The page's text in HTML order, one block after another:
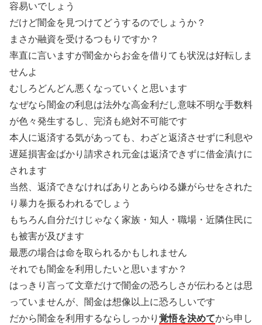
容易いでしょう
だけど闇金を見つけてどうするのでしょうか？
まさか融資を受けるつもりですか？
率直に言いますが闇金からお金を借りても状況は好転しま
せんよ
むしろどんどん悪くなっていくと思います
なぜなら闇金の利息は法外な高金利だし意味不明な手数料
が色々発生するし、完済も絶対不可能です
本人に返済する気があっても、わざと返済させずに利息や
遅延損害金ばかり請求され元金は返済できずに借金漬けに
されます
当然、返済できなければありとあらゆる嫌がらせをされた
り暴力を振るわれるでしょう
もちろん自分だけじゃなく家族・知人・職場・近隣住民に
も被害が及びます
最悪の場合は命を取られるかもしれません
それでも闇金を利用したいと思いますか？
はっきり言って文章だけで闇金の恐ろしさが伝わるとは思
っていませんが、闇金は想像以上に恐ろしいです
だから闇金を利用するならしっかり 覚悟を決めてから申し